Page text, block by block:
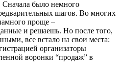
было немного
шагов. Во многих
проще –
и решаешь. Но после того,
все встало на свои места:
организаторы
воронки “продаж” в